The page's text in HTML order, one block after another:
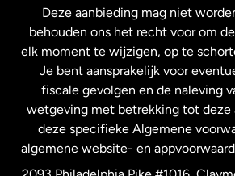
Nieuw-Zeeland
Spanje
Verenigd Koninkrijk
Deze aanbieding mag niet
behouden ons het recht voor om
elk moment te wijzigen, op te
Je bent aansprakelijk voor
fiscale gevolgen en de naleving
wetgeving met betrekking tot deze
deze specifieke Algemene
algemene website- en